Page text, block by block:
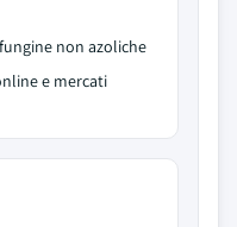
non azoliche
e mercati